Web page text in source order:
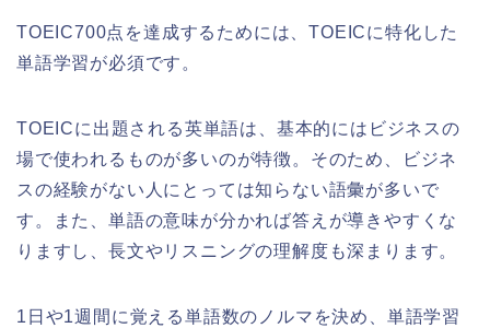
TOEIC700点を達成するためには、TOEICに特化した
単語学習が必須です。
TOEICに出題される英単語は、基本的にはビジネスの
場で使われるものが多いのが特徴。そのため、ビジネ
スの経験がない人にとっては知らない語彙が多いで
す。また、単語の意味が分かれば答えが導きやすくな
りますし、長文やリスニングの理解度も深まります。
1日や1週間に覚える単語数のノルマを決め、単語学習